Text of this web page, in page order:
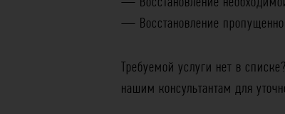
— Восстановление
Требуемой услуги нет в
нашим консультантам для